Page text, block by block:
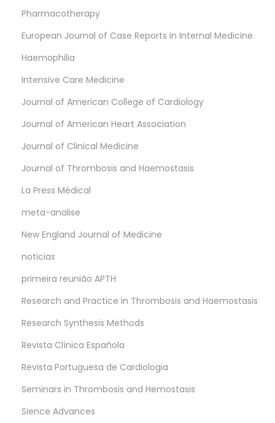
Pharmacotherapy
European Journal of Case Reports in Internal Medicine
Haemophilia
Intensive Care Medicine
Journal of American College of Cardiology
Journal of American Heart Association
Journal of Clinical Medicine
Journal of Thrombosis and Haemostasis
La Press Médical
meta-analise
New England Journal of Medicine
noticias
primeira reunião APTH
Research and Practice in Thrombosis and Haemostasis
Research Synthesis Methods
Revista Clínica Española
Revista Portuguesa de Cardiologia
Seminars in Thrombosis and Hemostasis
Sience Advances